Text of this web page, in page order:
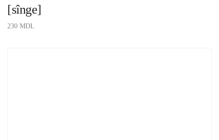
[sînge]
230 MDL